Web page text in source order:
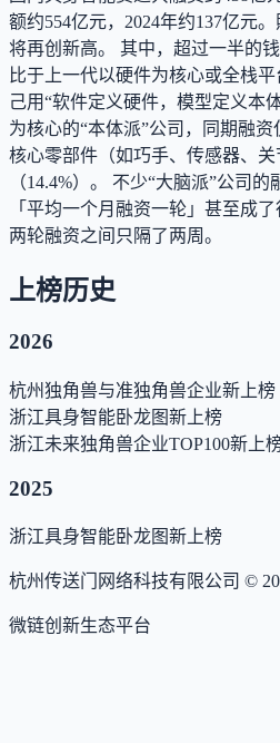
额约554亿元，2024年约137亿元
将再创新高。 其中，超过一半的
比于上一代以硬件为核心或全栈
己用“软件定义硬件，模型定义本
为核心的“本体派”公司，同期融
核心零部件（如巧手、传感器、
（14.4%）。 不少“大脑派”公司
「平均一个月融资一轮」甚至成
两轮融资之间只隔了两周。
上榜历史
2026
杭州独角兽与准独角兽企业新上榜
浙江具身智能卧龙图新上榜
浙江未来独角兽企业TOP100新上
2025
浙江具身智能卧龙图新上榜
杭州传送门网络科技有限公司 ©
微链创新生态平台